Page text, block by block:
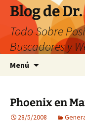
Saltar
contenido
Blog de
Todo Sobre
Buscadores y
Menú
Phoenix en
28/5/2008